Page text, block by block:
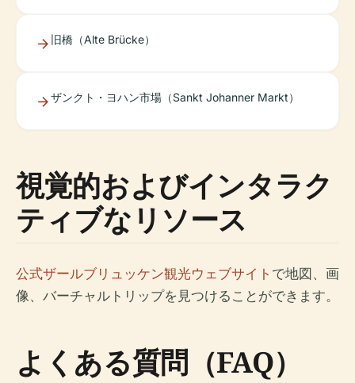
旧橋（Alte Brücke）
ザンクト・ヨハン市場（Sankt Johanner Markt）
視覚的およびインタラク
ティブなリソース
公式ザールブリュッケン観光ウェブサイト で地図、画
像、バーチャルトリップを見つけることができます。
よくある質問（FAQ）